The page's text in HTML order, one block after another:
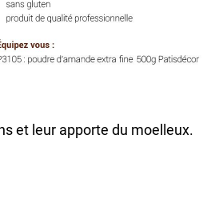
et leur apporte du moelleux.